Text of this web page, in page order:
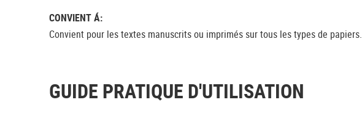
CONVIENT Á:
Convient pour les textes manuscrits ou imprimés sur tous les types de papiers.
GUIDE PRATIQUE D'UTILISATION